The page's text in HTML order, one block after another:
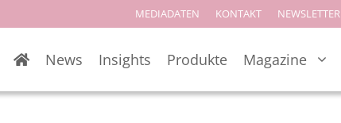
MEDIADATEN KONTAKT NEWSLETTER
News Insights Produkte Magazine